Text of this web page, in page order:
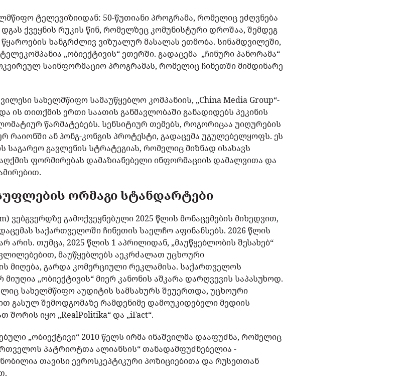
ტელევიზიიდან: 50-წუთიანი პროგრამა, რომელიც ეძღვნება
დგას ქვეყნის რუკის წინ, რომელზეც კომუნისტური დროშაა, შემდეგ
ხანგრძლივ ვიზუალურ მასალას ეთმობა. სინამდვილეში,
„ობიექტივის“ ეთერში. გადაცემა „ჩინური პანორამა“
საინფორმაციო პროგრამას, რომელიც ჩინეთში მიმდინარე
სახელმწიფო სამაუწყებლო კომპანიის, „China Media Group“-
ის თითქმის ერთი საათის განმავლობაში განადიდებს პეკინის
წარმატებებს. სენსიტიურ თემებს, როგორიცაა უიღურების
რაიონში ან ჰონგ-კონგის პროტესტი, გადაცემა უგულებელყოფს. ეს
საგარეო გავლენის სტრატეგიას, რომელიც მიზნად ისახავს
ფორმირებას დამაზიანებელი ინფორმაციის დამალვითა და
ორმაგი სტანდარტები
ვებგვერდზე გამოქვეყნებული 2025 წლის მონაცემების მიხედვით,
საქართველოში ჩინეთის საელჩო აფინანსებს. 2026 წლის
არის. თუმცა, 2025 წლის 1 აპრილიდან, „მაუწყებლობის შესახებ“
მაუწყებლებს აეკრძალათ უცხოური
მიღება, გარდა კომერციული რეკლამისა. საქართველოს
„ობიექტივის“ მიერ კანონის აშკარა დარღვევის საპასუხოდ.
სახელმწიფო აუდიტის სამსახურს შეუერთდა, უცხოური
გასულ შემოდგომაზე რამდენიმე დამოუკიდებელი მედიის
შორის იყო „RealPolitika“ და „iFact“.
„ობიექტივი“ 2010 წელს ირმა ინაშვილმა დააფუძნა, რომელიც
პატრიოტთა ალიანსის“ თანადამფუძნებელია -
თავისი ევროსკეპტიკური პოზიციებითა და რუსეთთან